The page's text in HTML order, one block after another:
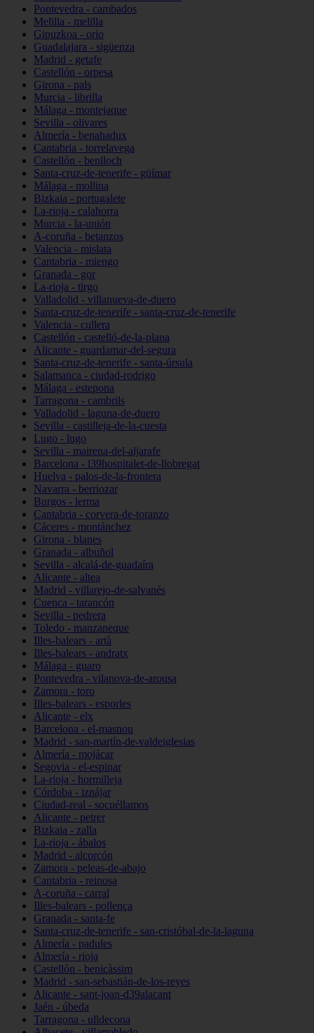
Pontevedra - cambados
Melilla - melilla
Gipuzkoa - orio
Guadalajara - sigüenza
Madrid - getafe
Castellón - orpesa
Girona - pals
Murcia - librilla
Málaga - montejaque
Sevilla - olivares
Almería - benahadux
Cantabria - torrelavega
Castellón - benlloch
Santa-cruz-de-tenerife - güímar
Málaga - mollina
Bizkaia - portugalete
La-rioja - calahorra
Murcia - la-unión
A-coruña - betanzos
Valencia - mislata
Cantabria - miengo
Granada - gor
La-rioja - tirgo
Valladolid - villanueva-de-duero
Santa-cruz-de-tenerife - santa-cruz-de-tenerife
Valencia - cullera
Castellón - castelló-de-la-plana
Alicante - guardamar-del-segura
Santa-cruz-de-tenerife - santa-úrsula
Salamanca - ciudad-rodrigo
Málaga - estepona
Tarragona - cambrils
Valladolid - laguna-de-duero
Sevilla - castilleja-de-la-cuesta
Lugo - lugo
Sevilla - mairena-del-aljarafe
Barcelona - l39hospitalet-de-llobregat
Huelva - palos-de-la-frontera
Navarra - berriozar
Burgos - lerma
Cantabria - corvera-de-toranzo
Cáceres - montánchez
Girona - blanes
Granada - albuñol
Sevilla - alcalá-de-guadaíra
Alicante - altea
Madrid - villarejo-de-salvanés
Cuenca - tarancón
Sevilla - pedrera
Toledo - manzaneque
Illes-balears - artà
Illes-balears - andratx
Málaga - guaro
Pontevedra - vilanova-de-arousa
Zamora - toro
Illes-balears - esporles
Alicante - elx
Barcelona - el-masnou
Madrid - san-martín-de-valdeiglesias
Almería - mojácar
Segovia - el-espinar
La-rioja - hormilleja
Córdoba - iznájar
Ciudad-real - socuéllamos
Alicante - petrer
Bizkaia - zalla
La-rioja - ábalos
Madrid - alcorcón
Zamora - peleas-de-abajo
Cantabria - reinosa
A-coruña - carral
Illes-balears - pollença
Granada - santa-fe
Santa-cruz-de-tenerife - san-cristóbal-de-la-laguna
Almería - padules
Almería - rioja
Castellón - benicàssim
Madrid - san-sebastián-de-los-reyes
Alicante - sant-joan-d39alacant
Jaén - úbeda
Tarragona - ulldecona